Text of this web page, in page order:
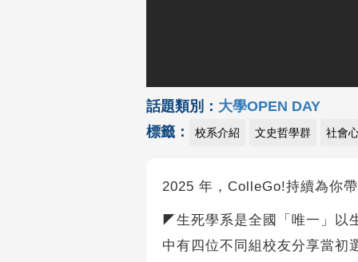
話題類別： 大學OPEN DAY
標籤：
校系介紹 文史哲學群 社會
2025 年，ColleGo!持續為你
◤生死學系是全國「唯一」以
中有四位不同組校友分享當初